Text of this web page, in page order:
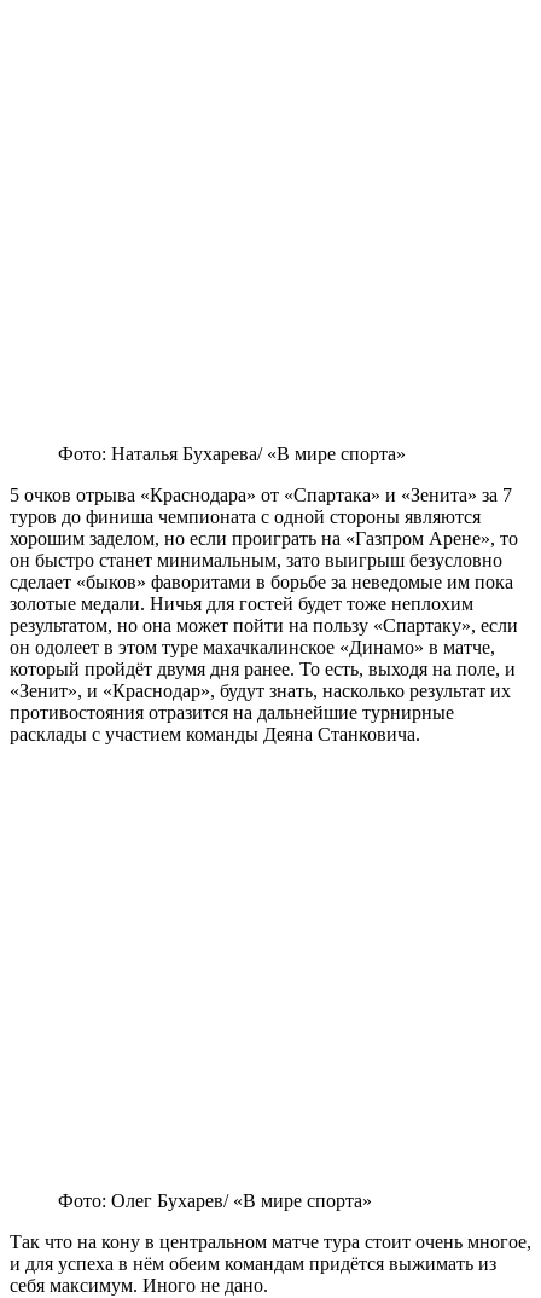
Фото: Наталья Бухарева/ «В мире спорта»
5 очков отрыва «Краснодара» от «Спартака» и «Зенита» за 7
туров до финиша чемпионата с одной стороны являются
хорошим заделом, но если проиграть на «Газпром Арене», то
он быстро станет минимальным, зато выигрыш безусловно
сделает «быков» фаворитами в борьбе за неведомые им пока
золотые медали. Ничья для гостей будет тоже неплохим
результатом, но она может пойти на пользу «Спартаку», если
он одолеет в этом туре махачкалинское «Динамо» в матче,
который пройдёт двумя дня ранее. То есть, выходя на поле, и
«Зенит», и «Краснодар», будут знать, насколько результат их
противостояния отразится на дальнейшие турнирные
расклады с участием команды Деяна Станковича.
Фото: Олег Бухарев/ «В мире спорта»
Так что на кону в центральном матче тура стоит очень многое,
и для успеха в нём обеим командам придётся выжимать из
себя максимум. Иного не дано.